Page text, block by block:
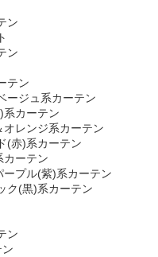
ン
ン
テン
ージュ系カーテン
系カーテン
オレンジ系カーテン
(赤)系カーテン
カーテン
ープル(紫)系カーテン
ク(黒)系カーテン
ン